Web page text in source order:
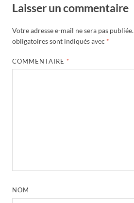
Laisser un commentaire
Votre adresse e-mail ne sera pas publiée.
obligatoires sont indiqués avec *
COMMENTAIRE *
NOM